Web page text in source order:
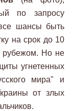
по запросу
шансы быть
на срок до 10
рубежом. Но не
угнетенных
мира" и
от злых